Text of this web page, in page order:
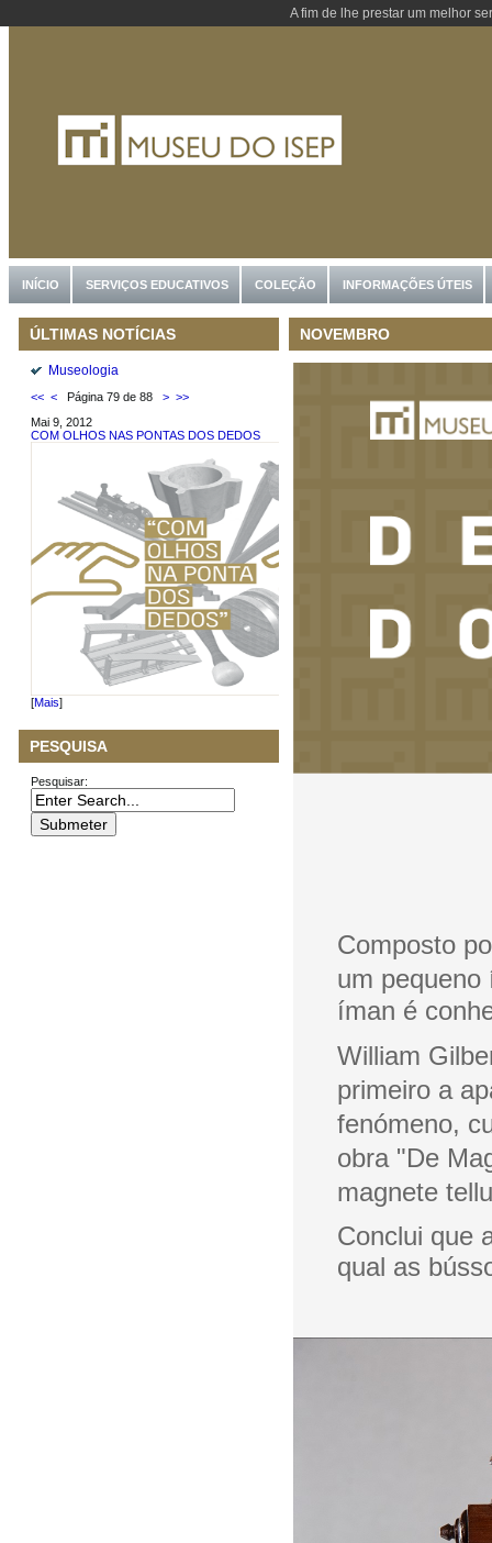
A fim de lhe prestar um melhor
INÍCIO SERVIÇOS EDUCATIVOS COLEÇÃO INFORMAÇÕES ÚTEIS
ÚLTIMAS NOTÍCIAS
Museologia
<< < Página 79 de 88 > >>
Mai 9, 2012
COM OLHOS NAS PONTAS DOS DEDOS
[Mais]
PESQUISA
Pesquisar:
NOVEMBRO
Composto
um
íman é
William
primeiro a
fenómeno,
obra "De
magnete
Conclui que
qual as